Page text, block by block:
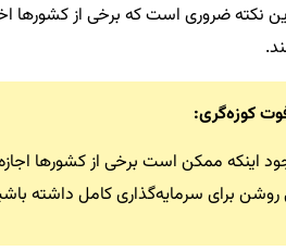
نکته ضروری است که برخی از کشورها
کوزه‌گری:
اینکه ممکن است برخی از کشورها اجازه
روشن برای سرمایه‌گذاری کامل داشته